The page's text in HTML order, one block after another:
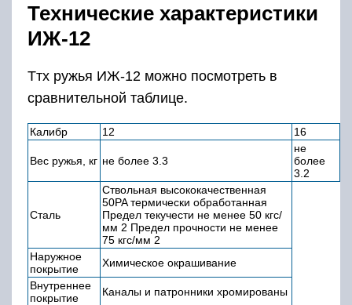
Технические характеристики
ИЖ-12
Ттх ружья ИЖ-12 можно посмотреть в
сравнительной таблице.
Калибр 12 16
Вес ружья, кг не более 3.3
не
более
3.2
Сталь
Ствольная высококачественная
50PA термически обработанная
Предел текучести не менее 50 кгс/
мм 2 Предел прочности не менее
75 кгс/мм 2
Наружное
покрытие
Химическое окрашивание
Внутреннее
покрытие
Каналы и патронники хромированы